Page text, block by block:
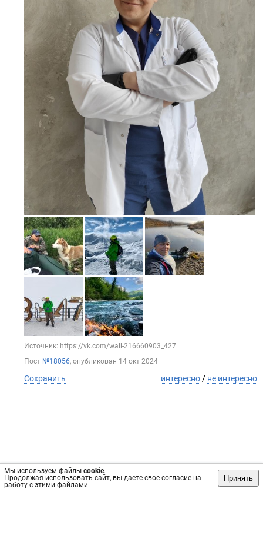
Мы используем файлы cookie.
Продолжая использовать сайт, вы даете свое согласие на
работу с этими файлами.
Принять
Источник: https://vk.com/wall-216660903_427
Пост №18056, опубликован 14 окт 2024
Сохранить интересно / не интересно
Обратная связь Инвесторам
vrachi54.ru, 2019-2026 гг.